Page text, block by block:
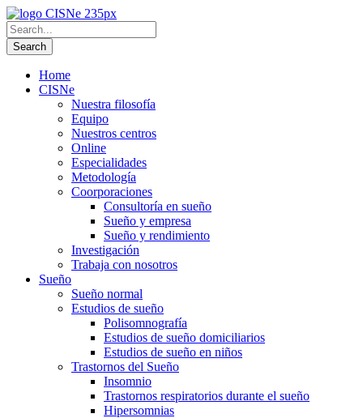
Home
CISNe
Nuestra filosofía
Equipo
Nuestros centros
Online
Especialidades
Metodología
Coorporaciones
Consultoría en sueño
Sueño y empresa
Sueño y rendimiento
Investigación
Trabaja con nosotros
Sueño
Sueño normal
Estudios de sueño
Polisomnografía
Estudios de sueño domiciliarios
Estudios de sueño en niños
Trastornos del Sueño
Insomnio
Trastornos respiratorios durante el sueño
Hipersomnias